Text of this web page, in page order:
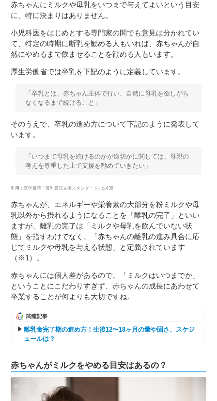
赤ちゃんにミルクや母乳をいつまで与えてよいという目安
に、特に決まりはありません。
小児科医をはじめとする専門家の間でも意見は分かれてい
て、特定の時期に断乳を勧める人もいれば、赤ちゃんが自
然にやめるまで飲ませることを勧める人もいます。
厚生労働省では卒乳を下記のように定義しています。
「卒乳とは、赤ちゃん主体で行い、自然に母乳を欲しがら
なくなるまで続けること」
そのうえで、卒乳の進め方について下記のように発表して
います。
「いつまで母乳を続けるのかが適切かに関しては、母親の
考えを尊重した上で支援を勧めていきたい」
引用：医学書院『母乳育児支援スタンダード』p.438
赤ちゃんが、エネルギーや栄養素の大部分を粉ミルクや母
乳以外から摂れるようになることを「離乳の完了」といい
ますが、離乳の完了は「ミルクや母乳を飲んでいない状
態」を指すわけでなく、「赤ちゃんの離乳の進み具合に応
じてミルクや母乳を与える状態」と定義されています
（※1）。
赤ちゃんには個人差があるので、「ミルクはいつまでか」
ということにこだわりすぎず、赤ちゃんの成長にあわせて
卒業することが何よりも大切ですね。
関連記事
離乳食完了期の進め方！生後12〜18ヶ月の量や固さ、スケジ
ュールは？
赤ちゃんがミルクをやめる目安はあるの？